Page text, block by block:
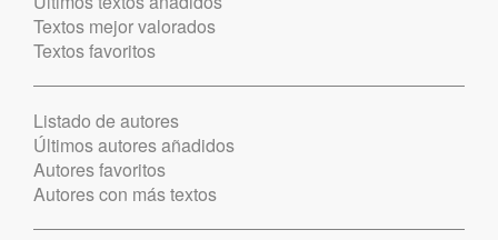
Textos mejor valorados
Textos favoritos
Listado de autores
Últimos autores añadidos
Autores favoritos
Autores con más textos